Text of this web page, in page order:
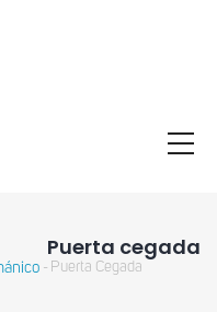
Puerta cegada
- Puerta Cegada